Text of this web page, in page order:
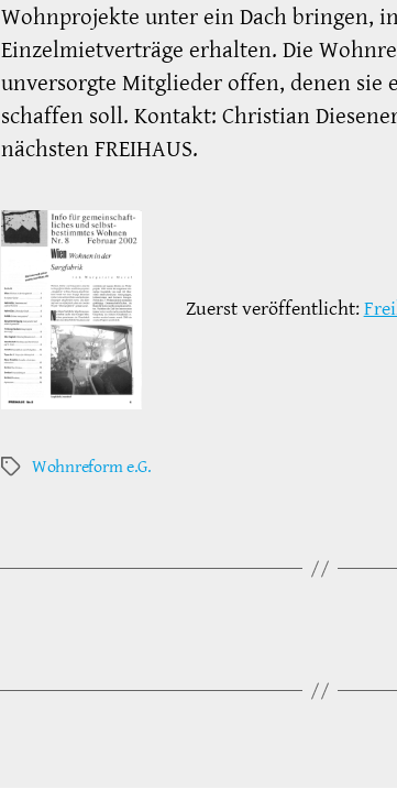
Wohnprojekte unter ein Dach bringen,
Einzelmietverträge erhalten. Die
unversorgte Mitglieder offen, denen sie
schaffen soll. Kontakt: Christian
nächsten FREIHAUS.
Zuerst veröffentlicht:
Schlagwörter
Wohnreform e.G.